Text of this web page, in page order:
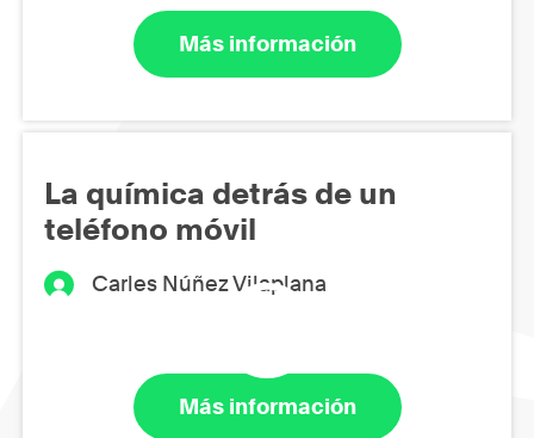
Más información
La química detrás de un
teléfono móvil
Carles Núñez Vilaplana
Más información